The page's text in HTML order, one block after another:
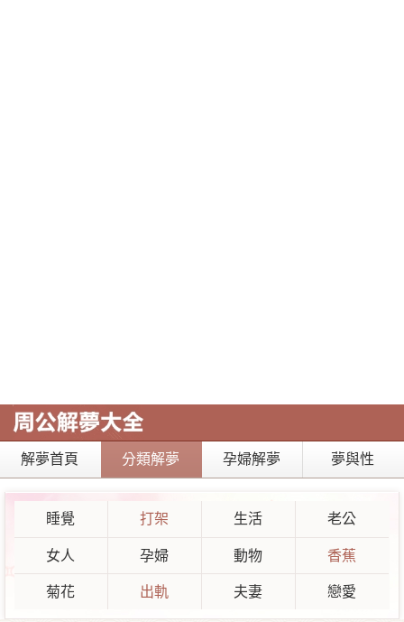
解夢首頁 分類解夢 孕婦解夢 夢與性
睡覺 打架 生活 老公
女人 孕婦 動物 香蕉
菊花 出軌 夫妻 戀愛